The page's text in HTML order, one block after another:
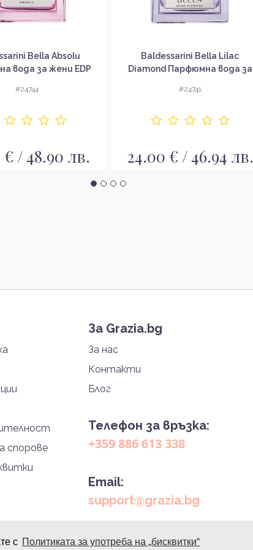
с Политиката за употреба на „бисквитки“
Bella Absolu
вода за жени EDP
#24744
€ / 48.90 лв.
Baldessarini Bella Lilac
Diamond Парфюмна вода за
#24741
24.00 € / 46.94 лв.
спорове
За Grazia.bg
За нас
Контакти
Блог
Телефон за връзка:
+359 886 613 338
Email:
support@grazia.bg